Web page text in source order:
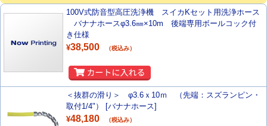
100V式防音型高圧洗浄機 スイカKセット用洗浄ホース
バナナホースφ3.6㎜×10m 後端専用ボールコック付
き仕様
¥38,500 （税込み）
＜抜群の滑り＞ φ3.6ｘ10ｍ （先端：スズランピン・
取付1/4"） [バナナホース]
¥48,180 （税込み）